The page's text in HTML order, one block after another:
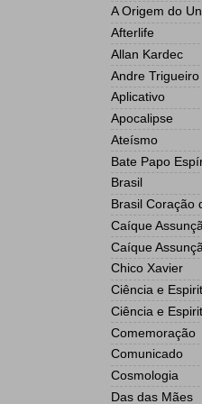
A Origem do
Afterlife
Allan Kardec
Andre Trigueiro
Aplicativo
Apocalipse
Ateísmo
Bate Papo
Brasil
Brasil Coração
Caíque
Caíque
Chico Xavier
Ciência e
Ciência e
Comemoração
Comunicado
Cosmologia
Das das Mães